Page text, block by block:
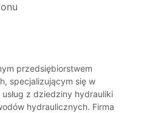
przedsiębiorstwem
specjalizującym się w
z dziedziny hydrauliki
hydraulicznych. Firma